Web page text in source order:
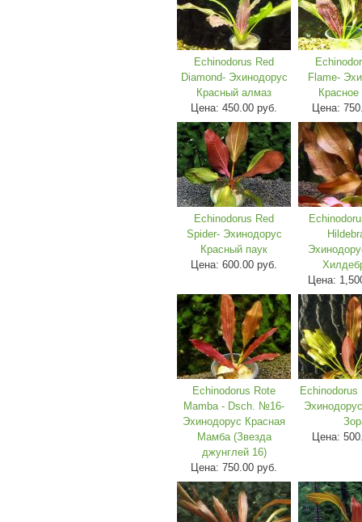
Echinodorus Red
Diamond- Эхинодорус
Красный алмаз
Цена:450.00 руб.
Flame-
Цена:
Echinodorus Red
Spider- Эхинодорус
Красный паук
Цена:600.00 руб.
Цена:
Echinodorus Rote
Mamba - Dsch. №16-
Эхинодорус Красная
Мамба (Звезда
джунглей 16)
Цена:750.00 руб.
Echinodorus
Цена: